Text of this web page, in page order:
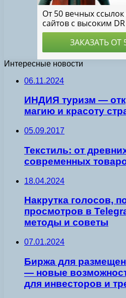
Интересные новости
06.11.2024
ИНДИЯ туризм —
магию и красоту
05.09.2017
Текстиль: от
современных
18.04.2024
Накрутка голосов,
просмотров в
методы и советы
07.01.2024
Биржа для
— новые
для инвесторов и